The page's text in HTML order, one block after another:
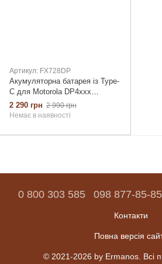
Артикул: FX728DP
Акумуляторна батарея із Type-
C для Motorola DP4xxx
PMNN4409AR 2A 4950mAh
(FX728DP)
2 290 грн 2 990 грн
Немає в наявності
0 800 303 585 098 877-85-85
Контакти
Повна версія
© 2021-2026 by Ermanos. Всі